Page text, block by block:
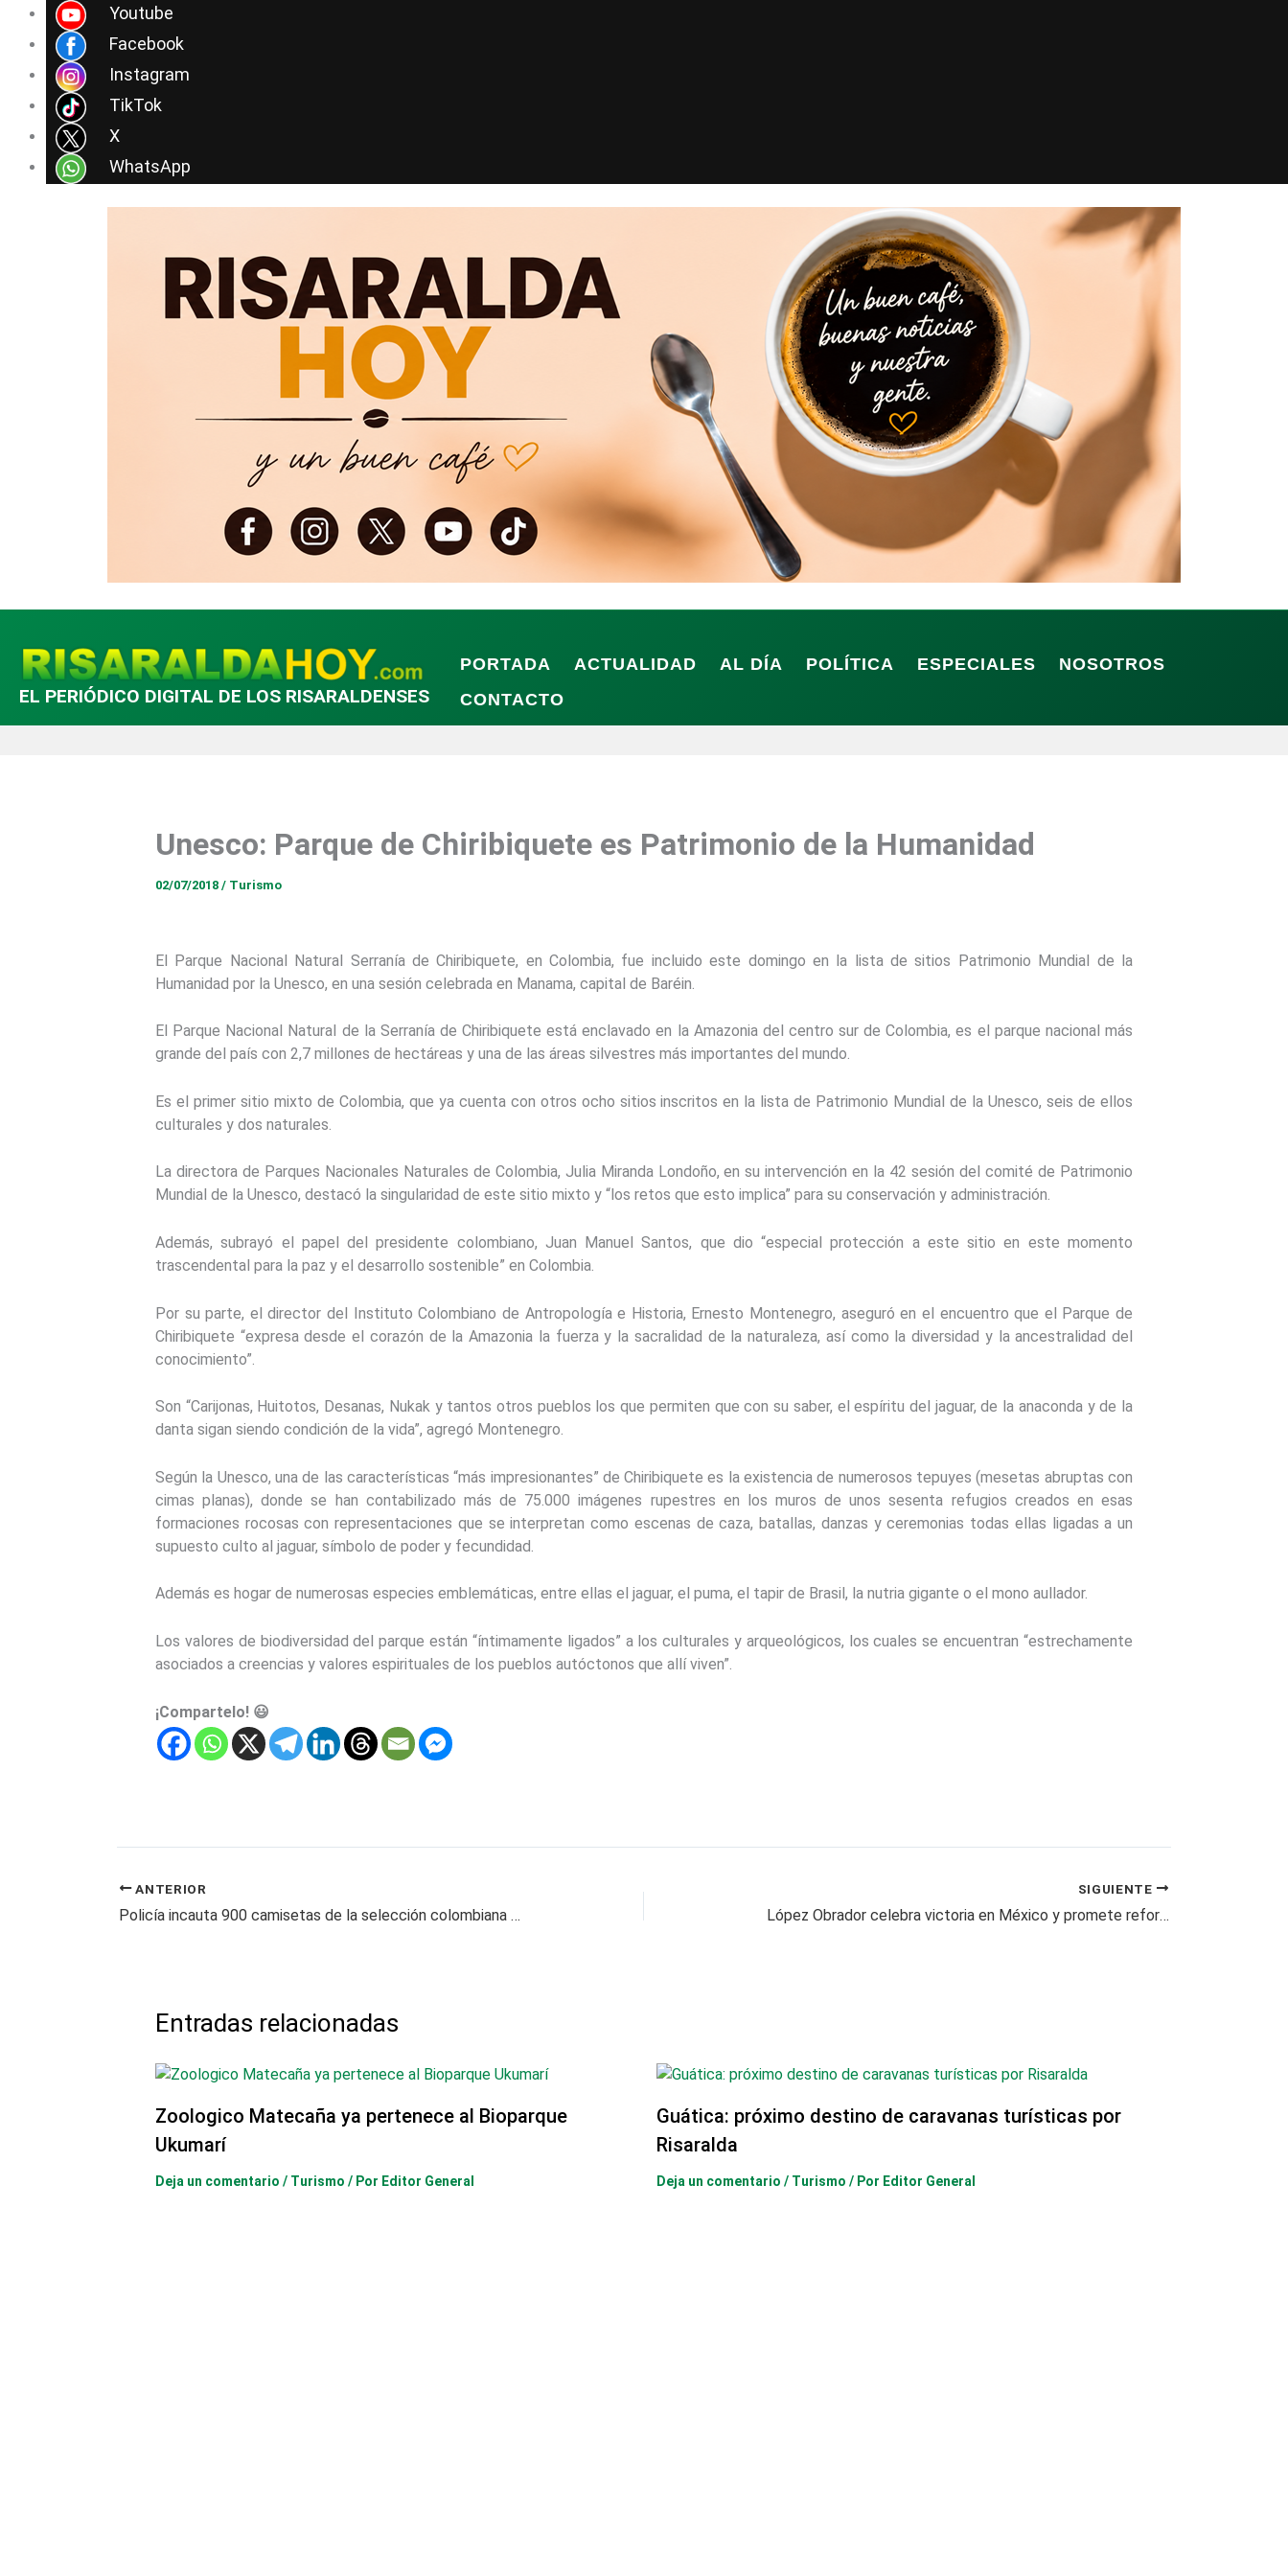
Youtube
Facebook
Instagram
TikTok
X
WhatsApp
contenido
EL PERIÓDICO DIGITAL DE LOS RISARALDENSES
PORTADA ACTUALIDAD AL DÍA POLÍTICA ESPECIALES
NOSOTROS
CONTACTO
Unesco: Parque de Chiribiquete es Patrimonio de la Humanidad
02/07/2018 / Turismo
El Parque Nacional Natural Serranía de Chiribiquete, en Colombia, fue incluido este domingo en la lista de sitios Patrimonio Mundial de la
Humanidad por la Unesco, en una sesión celebrada en Manama, capital de Baréin.
El Parque Nacional Natural de la Serranía de Chiribiquete está enclavado en la Amazonia del centro sur de Colombia, es el parque nacional más
grande del país con 2,7 millones de hectáreas y una de las áreas silvestres más importantes del mundo.
Es el primer sitio mixto de Colombia, que ya cuenta con otros ocho sitios inscritos en la lista de Patrimonio Mundial de la Unesco, seis de ellos
culturales y dos naturales.
La directora de Parques Nacionales Naturales de Colombia, Julia Miranda Londoño, en su intervención en la 42 sesión del comité de Patrimonio
Mundial de la Unesco, destacó la singularidad de este sitio mixto y “los retos que esto implica” para su conservación y administración.
Además, subrayó el papel del presidente colombiano, Juan Manuel Santos, que dio “especial protección a este sitio en este momento
trascendental para la paz y el desarrollo sostenible” en Colombia.
Por su parte, el director del Instituto Colombiano de Antropología e Historia, Ernesto Montenegro, aseguró en el encuentro que el Parque de
Chiribiquete “expresa desde el corazón de la Amazonia la fuerza y la sacralidad de la naturaleza, así como la diversidad y la ancestralidad del
conocimiento”.
Son “Carijonas, Huitotos, Desanas, Nukak y tantos otros pueblos los que permiten que con su saber, el espíritu del jaguar, de la anaconda y de la
danta sigan siendo condición de la vida”, agregó Montenegro.
Según la Unesco, una de las características “más impresionantes” de Chiribiquete es la existencia de numerosos tepuyes (mesetas abruptas con
cimas planas), donde se han contabilizado más de 75.000 imágenes rupestres en los muros de unos sesenta refugios creados en esas
formaciones rocosas con representaciones que se interpretan como escenas de caza, batallas, danzas y ceremonias todas ellas ligadas a un
supuesto culto al jaguar, símbolo de poder y fecundidad.
Además es hogar de numerosas especies emblemáticas, entre ellas el jaguar, el puma, el tapir de Brasil, la nutria gigante o el mono aullador.
Los valores de biodiversidad del parque están “íntimamente ligados” a los culturales y arqueológicos, los cuales se encuentran “estrechamente
asociados a creencias y valores espirituales de los pueblos autóctonos que allí viven”.
¡Compartelo! 😃
ANTERIOR
Policía incauta 900 camisetas de la selección colombiana en Pereira
SIGUIENTE
López Obrador celebra victoria en México y promete reforma radical
Entradas relacionadas
Zoologico Matecaña ya pertenece al Bioparque
Ukumarí
Deja un comentario / Turismo / Por Editor General
Guática: próximo destino de caravanas turísticas por
Risaralda
Deja un comentario / Turismo / Por Editor General